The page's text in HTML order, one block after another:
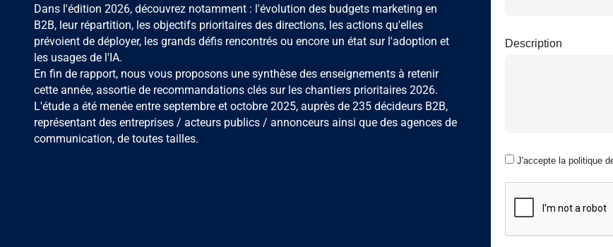
Dans l'édition 2026, découvrez notamment : l'évolution des budgets marketing en
B2B, leur répartition, les objectifs prioritaires des directions, les actions qu'elles
prévoient de déployer, les grands défis rencontrés ou encore un état sur l'adoption et
les usages de l'IA.
En fin de rapport, nous vous proposons une synthèse des enseignements à retenir
cette année, assortie de recommandations clés sur les chantiers prioritaires 2026.
L'étude a été menée entre septembre et octobre 2025, auprès de 235 décideurs B2B,
représentant des entreprises / acteurs publics / annonceurs ainsi que des agences de
communication, de toutes tailles.
Description
J'accepte la politique